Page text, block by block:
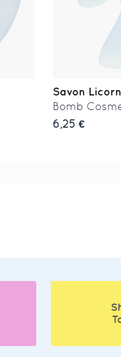
Savon
Bomb
6,25 €